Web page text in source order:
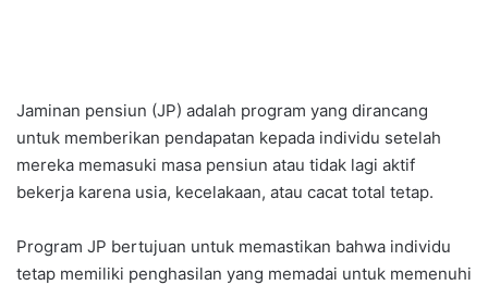
Jaminan pensiun (JP) adalah program yang dirancang
untuk memberikan pendapatan kepada individu setelah
mereka memasuki masa pensiun atau tidak lagi aktif
bekerja karena usia, kecelakaan, atau cacat total tetap.
Program JP bertujuan untuk memastikan bahwa individu
tetap memiliki penghasilan yang memadai untuk memenuhi